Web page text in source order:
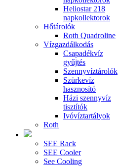
Heliostar 218
napkollektorok
Hőtárolók
Roth Quadroline
Vízgazdálkodás
Csapadékvíz
gyűjtés
Szennyvíztárolók
Szürkevíz
hasznosító
Házi szennyvíz
tisztítók
Ivóvíztartályok
Roth
SEE Rack
SEE Cooler
See Cooling